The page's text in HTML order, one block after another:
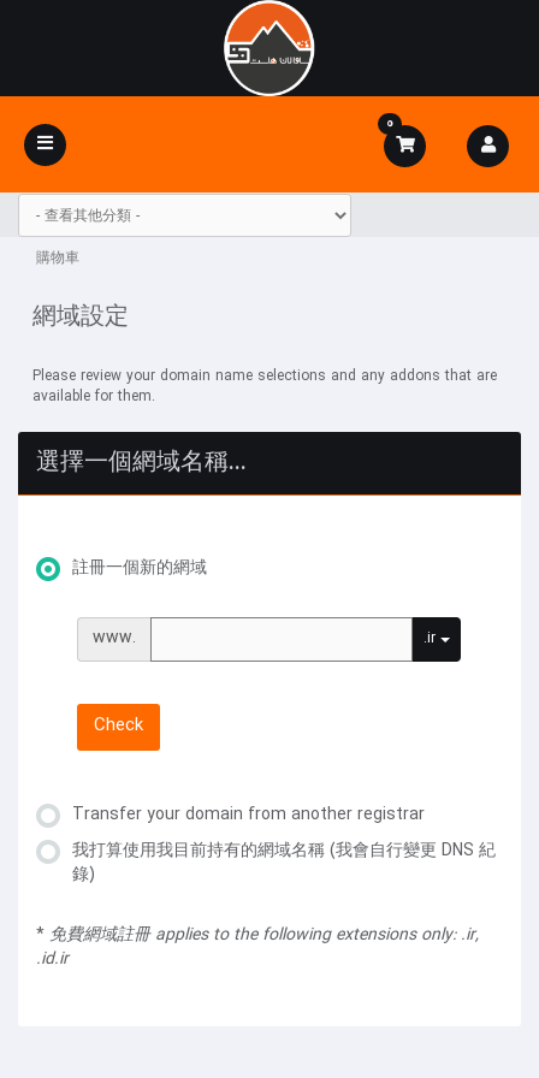
Toggle
navigation
0
購物車
網域設定
Please review your domain name selections and any addons that are
available for them.
選擇一個網域名稱...
註冊一個新的網域
www. .ir
Check
Transfer your domain from another registrar
我打算使用我目前持有的網域名稱 (我會自行變更 DNS 紀
錄)
* 免費網域註冊 applies to the following extensions only: .ir,
.id.ir